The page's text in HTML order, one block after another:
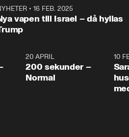
• 16 FEB. 2025
vapen till Israel – då hyllas
4:2320 APRIL
200 sekunder –
Normal
10